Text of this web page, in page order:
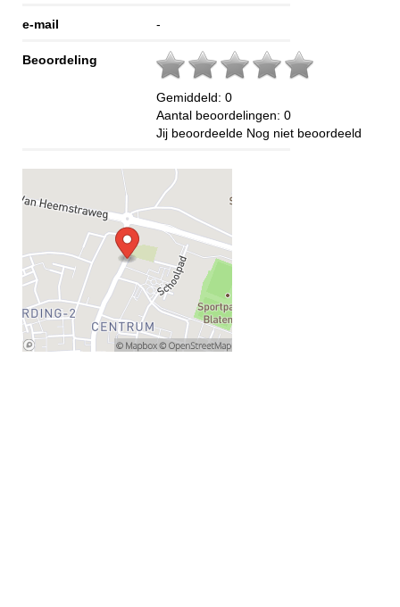
e-mail -
Beoordeling
Gemiddeld: 0
Aantal beoordelingen: 0
Jij beoordeelde Nog niet beoordeeld